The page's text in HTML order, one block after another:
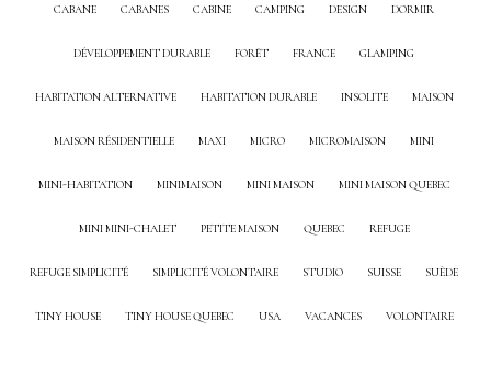
CABANE CABANES CABINE CAMPING DESIGN DORMIR
DÉVELOPPEMENT DURABLE FORÊT FRANCE GLAMPING
HABITATION ALTERNATIVE HABITATION DURABLE INSOLITE MAISON
MAISON RÉSIDENTIELLE MAXI MICRO MICROMAISON MINI
MINI-HABITATION MINIMAISON MINI MAISON MINI MAISON QUEBEC
MINI MINI-CHALET PETITE MAISON QUEBEC REFUGE
REFUGE SIMPLICITÉ SIMPLICITÉ VOLONTAIRE STUDIO SUISSE SUÈDE
TINY HOUSE TINY HOUSE QUEBEC USA VACANCES VOLONTAIRE